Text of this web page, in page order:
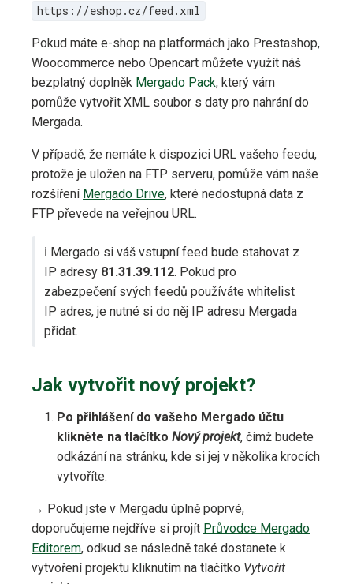
https://eshop.cz/feed.xml
Pokud máte e-shop na platformách jako Prestashop,
Woocommerce nebo Opencart můžete využít náš
bezplatný doplněk Mergado Pack, který vám
pomůže vytvořit XML soubor s daty pro nahrání do
Mergada.
V případě, že nemáte k dispozici URL vašeho feedu,
protože je uložen na FTP serveru, pomůže vám naše
rozšíření Mergado Drive, které nedostupná data z
FTP převede na veřejnou URL.
ℹ️ Mergado si váš vstupní feed bude stahovat z
IP adresy 81.31.39.112. Pokud pro
zabezpečení svých feedů používáte whitelist
IP adres, je nutné si do něj IP adresu Mergada
přidat.
Jak vytvořit nový projekt?
Po přihlášení do vašeho Mergado účtu
klikněte na tlačítko Nový projekt, čímž budete
odkázání na stránku, kde si jej v několika krocích
vytvoříte.
→ Pokud jste v Mergadu úplně poprvé,
doporučujeme nejdříve si projít Průvodce Mergado
Editorem, odkud se následně také dostanete k
vytvoření projektu kliknutím na tlačítko Vytvořit